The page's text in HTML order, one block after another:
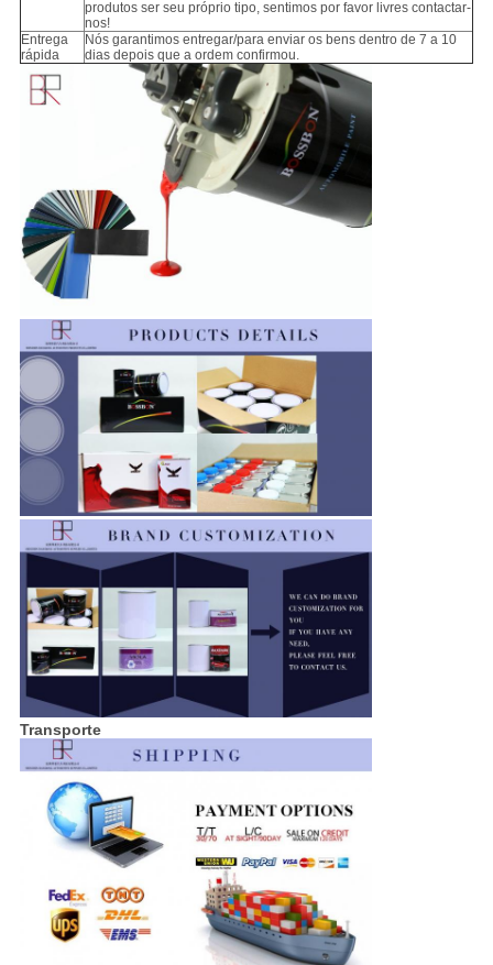
produtos ser seu próprio tipo, sentimos por favor livres contactar-
nos!
Entrega
rápida
Nós garantimos entregar/para enviar os bens dentro de 7 a 10
dias depois que a ordem confirmou.
Transporte